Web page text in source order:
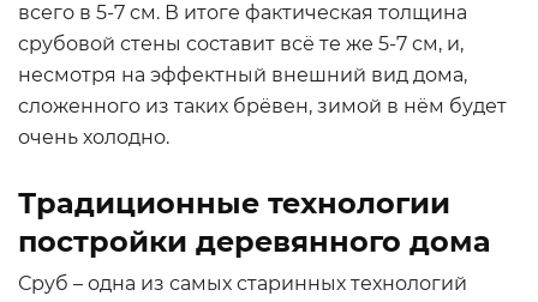
всего в 5-7 см. В итоге фактическая толщина
срубовой стены составит всё те же 5-7 см, и,
несмотря на эффектный внешний вид дома,
сложенного из таких брёвен, зимой в нём будет
очень холодно.
Традиционные технологии
постройки деревянного дома
Сруб – одна из самых старинных технологий